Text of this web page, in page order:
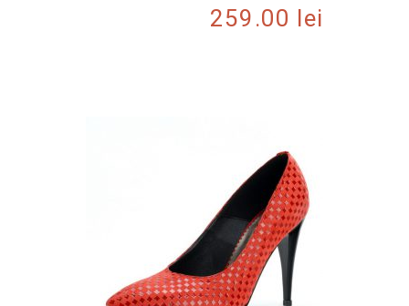
259.00 lei